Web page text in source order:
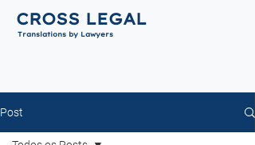
Translations by Lawyers
CROSS LEGAL
Post